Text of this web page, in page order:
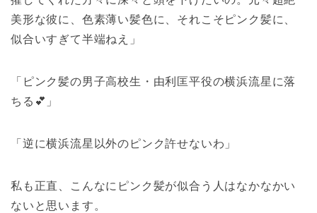
美形な彼に、色素薄い髪色に、それこそピンク髪に、
似合いすぎて半端ねえ」
「ピンク髪の男子高校生・由利匡平役の横浜流星に落
ちる︎💕︎」
「逆に横浜流星以外のピンク許せないわ」
私も正直、こんなにピンク髪が似合う人はなかなかい
ないと思います。